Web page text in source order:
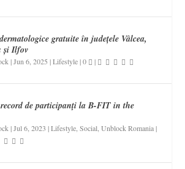
gratuite în județele Vâlcea,
și Ilfov
|Jun 6, 2025 |Lifestyle|0 |
de participanţi la B-FIT in the
|Jul 6, 2023 |Lifestyle ,Social ,Unblock Romania|